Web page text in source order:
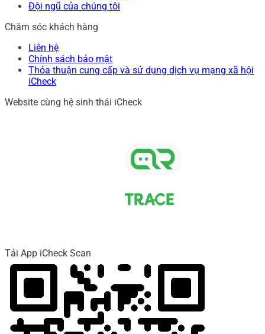
Đội ngũ của chúng tôi
Chăm sóc khách hàng
Liên hệ
Chính sách bảo mật
Thỏa thuận cung cấp và sử dụng dịch vụ mạng xã hội
iCheck
Website cùng hệ sinh thái iCheck
Tải App iCheck Scan